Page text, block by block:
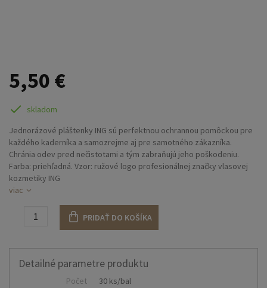
5,50 €
skladom
Jednorázové pláštenky ING sú perfektnou ochrannou pomôckou pre
každého kaderníka a samozrejme aj pre samotného zákazníka.
Chránia odev pred nečistotami a tým zabraňujú jeho poškodeniu.
Farba: priehľadná. Vzor: ružové logo profesionálnej značky vlasovej
kozmetiky ING
Balenie: 30 ks
viac
PRIDAŤ DO KOŠÍKA
Detailné parametre produktu
Počet 30 ks/bal